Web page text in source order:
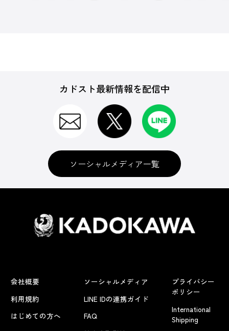
カドスト最新情報を配信中
ソーシャルメディア一覧
会社概要
利用規約
はじめての方へ
ソーシャルメディア
LINE IDの連携ガイド
FAQ
プライバシー
ポリシー
International
Shipping